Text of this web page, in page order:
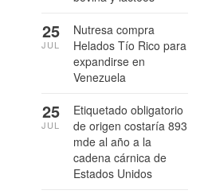
Nutresa compra
Helados Tío Rico para
expandirse en
Venezuela
25
JUL
Etiquetado obligatorio
de origen costaría 893
mde al año a la
cadena cárnica de
Estados Unidos
25
JUL